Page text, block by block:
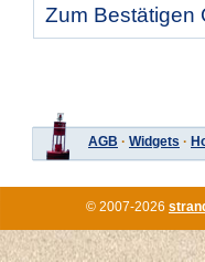
Zum Bestätigen
AGB · Widgets ·
© 2007-2026